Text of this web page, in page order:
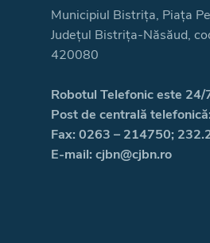
Municipiul Bistrița, Piața
Județul Bistrița-Năsăud,
420080
Robotul Telefonic este 24/
Post de centrală telefonică:
Fax: 0263 – 214750;
E-mail: cjbn@cjbn.ro